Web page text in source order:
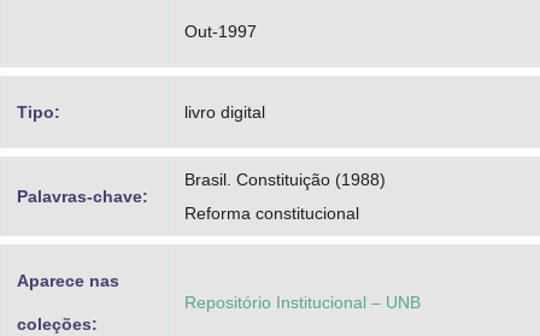
Out-1997
Tipo: livro digital
Palavras-chave:
Brasil. Constituição (1988)
Reforma constitucional
Aparece nas
coleções:
Repositório Institucional – UNB